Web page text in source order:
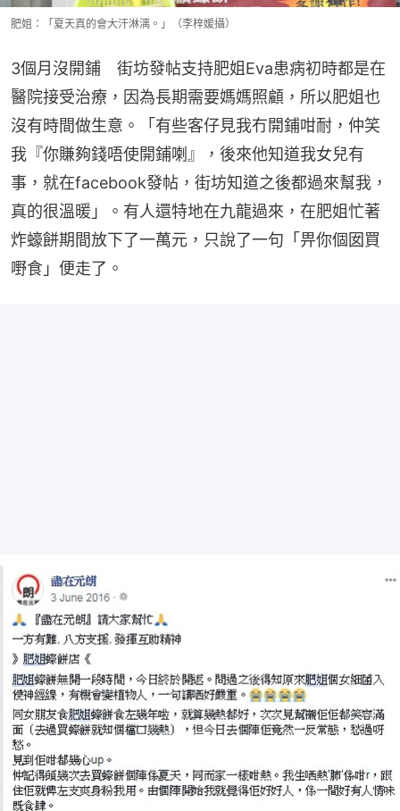
肥姐：「夏天真的會大汗淋漓。」（李梓媛攝）
3個月沒開鋪　街坊發帖支持肥姐Eva患病初時都是在
醫院接受治療，因為長期需要媽媽照顧，所以肥姐也
沒有時間做生意。「有些客仔見我冇開鋪咁耐，仲笑
我『你賺夠錢唔使開鋪喇』，後來他知道我女兒有
事，就在facebook發帖，街坊知道之後都過來幫我，
真的很溫暖」。有人還特地在九龍過來，在肥姐忙著
炸蠔餅期間放下了一萬元，只說了一句「畀你個囡買
嘢食」便走了。